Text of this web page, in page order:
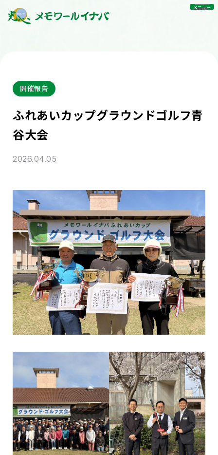
メニュー
開催報告
ふれあいカップグラウンドゴルフ青
谷大会
2026.04.05